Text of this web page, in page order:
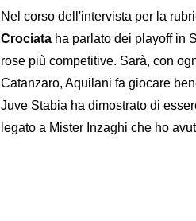
Nel corso dell'intervista per la
Crociata ha parlato dei playoff in
rose più competitive. Sarà, con
Catanzaro, Aquilani fa giocare
Juve Stabia ha dimostrato di
legato a Mister Inzaghi che ho